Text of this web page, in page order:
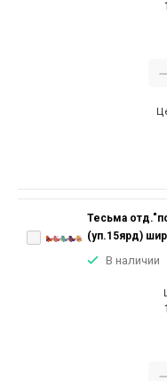
Тесьма
(уп.15ярд)
В наличии